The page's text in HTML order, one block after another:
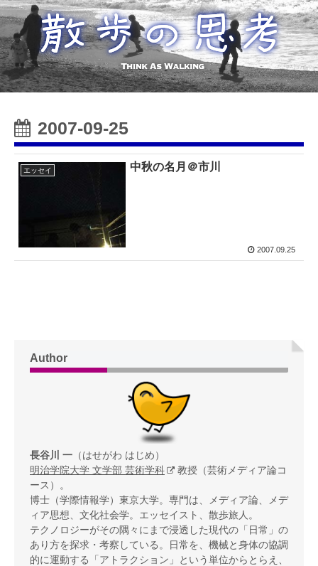
2007-09-25
エッセイ 中秋の名月＠市川
2007.09.25
Author
長谷川 一 （はせがわ はじめ）
明治学院大学 文学部 芸術学科
教授（芸術メディア論コ
ース）。
博士（学際情報学）東京大学。専門は、メディア論、メデ
ィア思想、文化社会学。エッセイスト、散歩旅人。
テクノロジーがその隅々にまで浸透した現代の「日常」の
あり方を探求・考察している。日常を、機械と身体の協調
的に運動する「アトラクション」という単位からとらえ、